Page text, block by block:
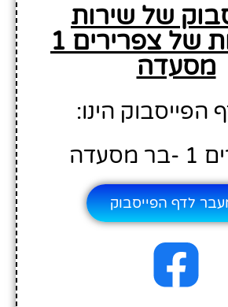
של שירות
הלקוחות של צפרירים 1
מסעדה
הפייסבוק הינו:
לדף הפייסבוק